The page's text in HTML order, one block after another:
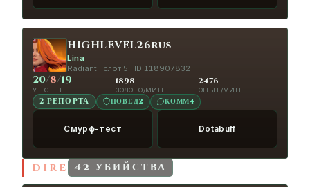
ха! Хе-хе. Погоди, а над чем мы смеёмся?
BONES! MONEY AND BONES!
6:37 ЗАО "бещёки"
MONEY AND
BONES! MONEY AND BONES!
6:58
BONES! MONEY AND BONES!
7:55 HIGHLEVEL26rus КОЛЕСО
MONEY AND
BONES! MONEY AND BONES!
HIGHLEVEL26rus
Lina
Radiant · слот 5 · ID 118907832
20/8/19
У · С · П
1898
ЗОЛОТО/МИН
2476
ОПЫТ/МИН
2 РЕПОРТА ПОВЕД2 КОММ4
Смурф-тест Dotabuff
DIRE 42 УБИЙСТВА